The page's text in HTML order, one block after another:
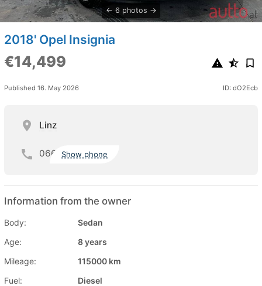
6 photos
2018' Opel Insignia
€14,499
Published 16. May 2026 ID: dO2Ecb
Linz
066 Show phone
Information from the owner
Body:
Sedan
Age:
8 years
Mileage:
115000 km
Fuel:
Diesel